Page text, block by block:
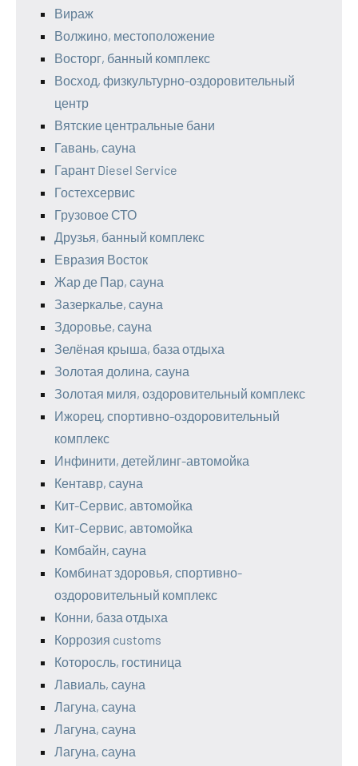
Вираж
Волжино, местоположение
Восторг, банный комплекс
Восход, физкультурно-оздоровительный
центр
Вятские центральные бани
Гавань, сауна
Гарант Diesel Service
Гостехсервис
Грузовое СТО
Друзья, банный комплекс
Евразия Восток
Жар де Пар, сауна
Зазеркалье, сауна
Здоровье, сауна
Зелёная крыша, база отдыха
Золотая долина, сауна
Золотая миля, оздоровительный комплекс
Ижорец, спортивно-оздоровительный
комплекс
Инфинити, детейлинг-автомойка
Кентавр, сауна
Кит-Сервис, автомойка
Кит-Сервис, автомойка
Комбайн, сауна
Комбинат здоровья, спортивно-
оздоровительный комплекс
Конни, база отдыха
Коррозия customs
Которосль, гостиница
Лавиаль, сауна
Лагуна, сауна
Лагуна, сауна
Лагуна, сауна